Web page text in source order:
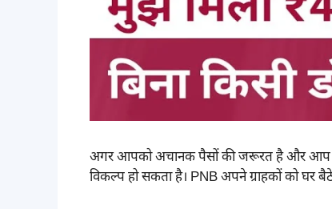
अगर आपको अचानक पैसों की जरूरत है और आप
विकल्प हो सकता है। PNB अपने ग्राहकों को